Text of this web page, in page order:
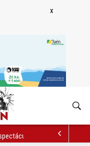
"rompedor" en el